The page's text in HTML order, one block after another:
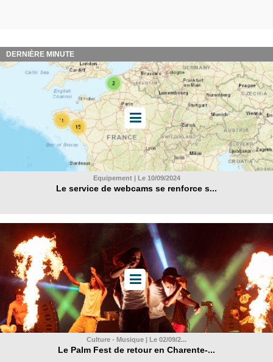
DERNIÈRE MINUTE
Equipement | Le 10/09/2024
Le service de webcams se renforce s...
Culture - Musique | Le 02/09/2...
Le Palm Fest de retour en Charente-...